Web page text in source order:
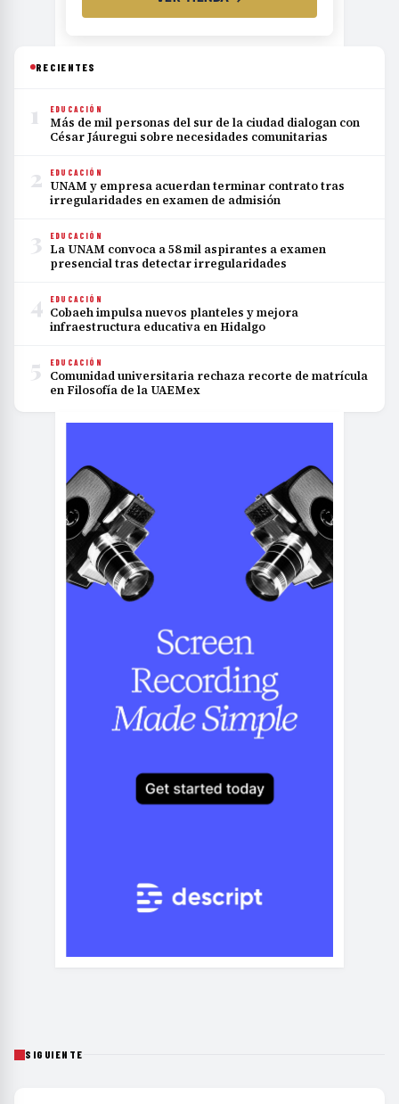
RECIENTES
1 EDUCACIÓN
Más de mil personas del sur de la ciudad dialogan con
César Jáuregui sobre necesidades comunitarias
2 EDUCACIÓN
UNAM y empresa acuerdan terminar contrato tras
irregularidades en examen de admisión
3 EDUCACIÓN
La UNAM convoca a 58 mil aspirantes a examen
presencial tras detectar irregularidades
4 EDUCACIÓN
Cobaeh impulsa nuevos planteles y mejora
infraestructura educativa en Hidalgo
5 EDUCACIÓN
Comunidad universitaria rechaza recorte de matrícula
en Filosofía de la UAEMex
SIGUIENTE